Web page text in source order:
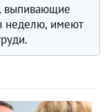
выпивающие
неделю, имеют